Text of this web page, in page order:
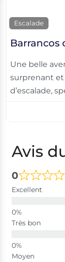
Escalade
Barrancos
Une belle
surprenant et
d’escalade,
Avis
0
Excellent
Très bon
Moyen